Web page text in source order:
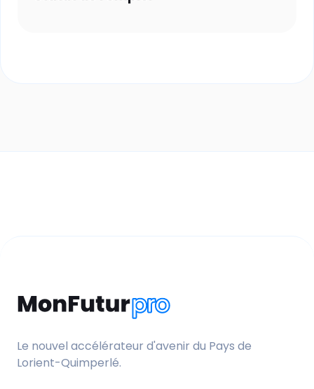
Le nouvel accélérateur d'avenir du Pays de
Lorient-Quimperlé.